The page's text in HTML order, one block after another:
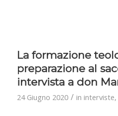
La formazione
preparazione al
intervista a don
24 Giugno 2020 / in interviste,